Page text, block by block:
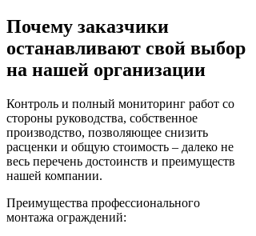
Почему заказчики
останавливают свой выбор
на нашей организации
Контроль и полный мониторинг работ со
стороны руководства, собственное
производство, позволяющее снизить
расценки и общую стоимость – далеко не
весь перечень достоинств и преимуществ
нашей компании.
Преимущества профессионального
монтажа ограждений: